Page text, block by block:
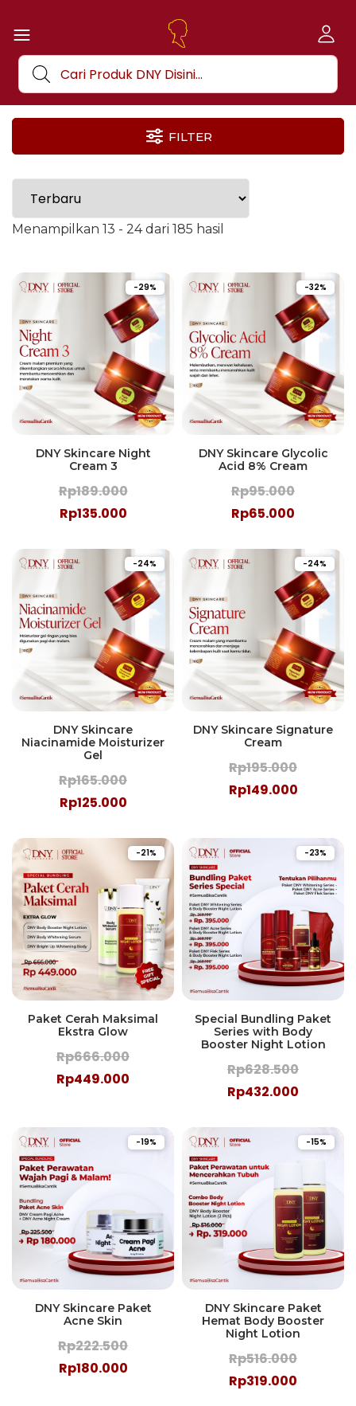
FILTER
Menampilkan 13 - 24 dari 185 hasil
-29%
DNY Skincare Night
Cream 3
Rp189.000
Rp135.000
-32%
DNY Skincare Glycolic
Acid 8% Cream
Rp95.000
Rp65.000
-24%
DNY Skincare
Niacinamide Moisturizer
Gel
Rp165.000
Rp125.000
-24%
DNY Skincare Signature
Cream
Rp195.000
Rp149.000
-21%
Paket Cerah Maksimal
Ekstra Glow
Rp666.000
Rp449.000
-23%
Special Bundling Paket
Series with Body
Booster Night Lotion
Rp628.500
Rp432.000
-19%
DNY Skincare Paket
Acne Skin
Rp222.500
Rp180.000
-15%
DNY Skincare Paket
Hemat Body Booster
Night Lotion
Rp516.000
Rp319.000